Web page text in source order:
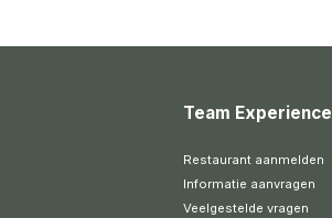
Team Experience
Restaurant aanmelden
Informatie aanvragen
Veelgestelde vragen